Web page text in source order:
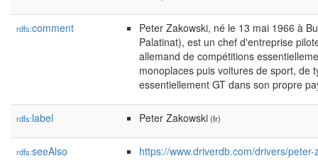
rdfs:comment
Peter Zakowski, né le 13 mai 1966 à
Palatinat), est un chef d'entreprise
allemand de compétitions
monoplaces puis voitures de sport, de
essentiellement GT dans son propre
rdfs:label Peter Zakowski(fr)
rdfs:seeAlso https://www.driverdb.com/drivers/peter-